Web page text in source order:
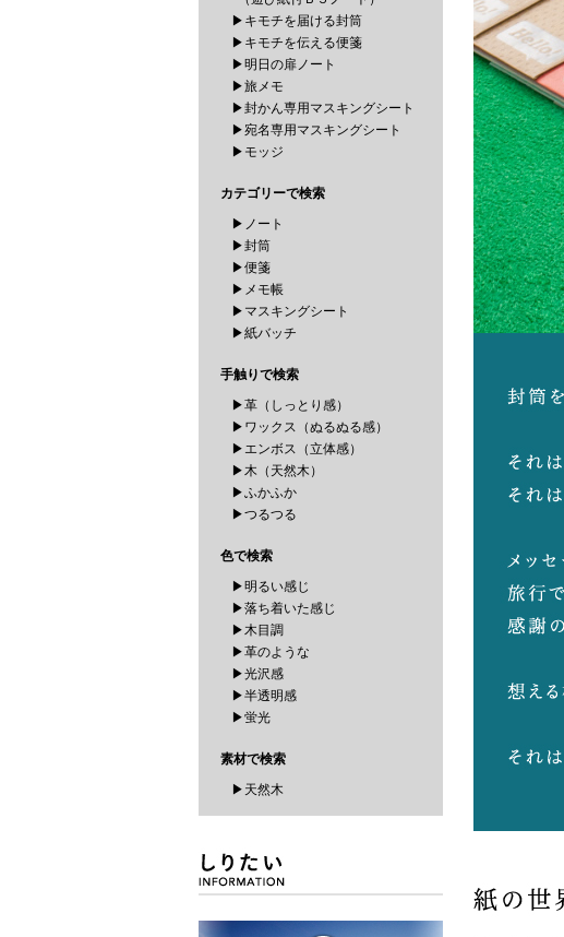
▶キモチを届ける封筒
▶キモチを伝える便箋
▶明日の扉ノート
▶旅メモ
▶封かん専用マスキングシート
▶宛名専用マスキングシート
▶モッジ
カテゴリーで検索
▶ノート
▶封筒
▶便箋
▶メモ帳
▶マスキングシート
▶紙バッチ
手触りで検索
▶革（しっとり感）
▶ワックス（ぬるぬる感）
▶エンボス（立体感）
▶木（天然木）
▶ふかふか
▶つるつる
色で検索
▶明るい感じ
▶落ち着いた感じ
▶木目調
▶革のような
▶光沢感
▶半透明感
▶蛍光
素材で検索
▶天然木